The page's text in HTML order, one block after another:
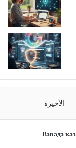
الأخيرة
Вавада